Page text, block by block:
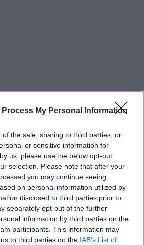
Process My Personal Information
of the sale, sharing to third parties, or
or sensitive information for
us, please use the below opt-out
selection. Please note that after your
you may continue seeing
on personal information utilized by
disclosed to third parties prior to
separately opt-out of the further
information by third parties on the
participants. This information may
to third parties on the IAB’s List of